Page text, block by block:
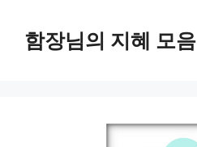
함장님의 지혜 모음